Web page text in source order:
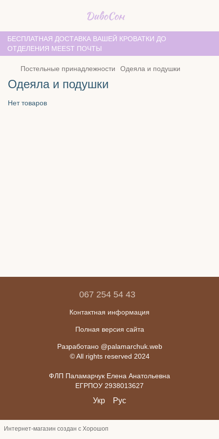
БЕСПЛАТНАЯ ДОСТАВКА ВАШЕЙ КРОВАТКИ ДО
ОТДЕЛЕНИЯ MEEST ПОЧТЫ
Постельные принадлежности Одеяла и подушки
Одеяла и подушки
Нет товаров
067 254 54 43
Контактная информация
Полная версия сайта
Разработано @palamarchuk.web
© All rights reserved 2024
ФЛП Паламарчук Елена Анатольевна
ЕГРПОУ 2938013627
Укр Рус
Интернет-магазин создан с Хорошоп